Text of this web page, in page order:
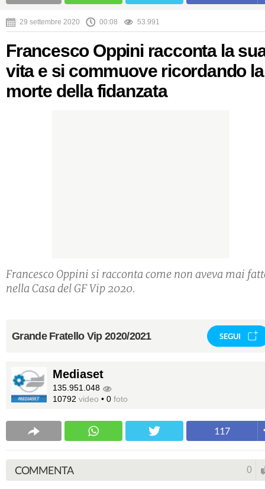
29 settembre 2020 00:08 53.991
Francesco Oppini racconta la
vita e si commuove ricordando la
morte della fidanzata
Francesco Oppini si racconta come non aveva mai
nella Casa del GF Vip 2020.
Grande Fratello Vip 2020/2021 SEGUI
Mediaset
135.951.048
10792 video • 0 foto
117
COMMENTA 0